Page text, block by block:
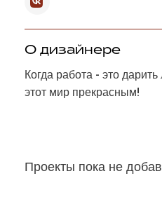
О дизайнере
Когда работа - это
этот мир прекрасным!
Проекты пока не